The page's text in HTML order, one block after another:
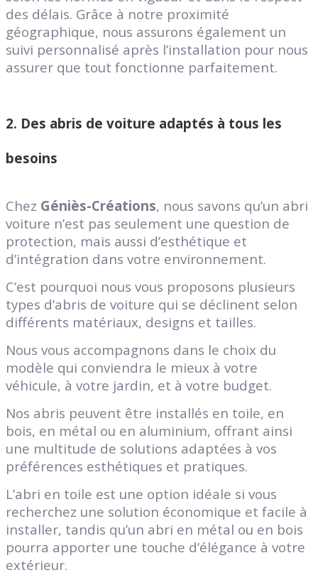
des délais. Grâce à notre proximité
géographique, nous assurons également un
suivi personnalisé après l’installation pour nous
assurer que tout fonctionne parfaitement.
2. Des abris de voiture adaptés à tous les
besoins
Chez Géniès-Créations, nous savons qu’un abri
voiture n’est pas seulement une question de
protection, mais aussi d’esthétique et
d’intégration dans votre environnement.
C’est pourquoi nous vous proposons plusieurs
types d’abris de voiture qui se déclinent selon
différents matériaux, designs et tailles.
Nous vous accompagnons dans le choix du
modèle qui conviendra le mieux à votre
véhicule, à votre jardin, et à votre budget.
Nos abris peuvent être installés en toile, en
bois, en métal ou en aluminium, offrant ainsi
une multitude de solutions adaptées à vos
préférences esthétiques et pratiques.
L’abri en toile est une option idéale si vous
recherchez une solution économique et facile à
installer, tandis qu’un abri en métal ou en bois
pourra apporter une touche d’élégance à votre
extérieur.